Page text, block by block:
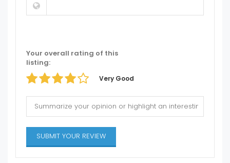
Your overall rating of this
listing:
Very Good